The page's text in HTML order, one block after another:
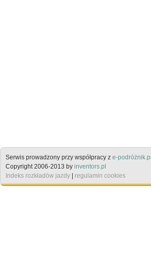
Serwis prowadzony przy współpracy z e-podróżnik.pl
Copyright 2006-2013 by inventors.pl
Indeks rozkładów jazdy
regulamin cookies